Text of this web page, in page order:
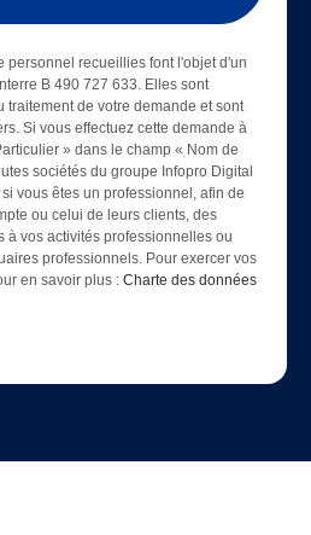
personnel recueillies font l'objet d'un
B 490 727 633. Elles sont
traitement de votre demande et sont
Si vous effectuez cette demande à
» dans le champ « Nom de
sociétés du groupe Infopro Digital
vous êtes un professionnel, afin de
ou celui de leurs clients, des
à vos activités professionnelles ou
professionnels. Pour exercer vos
en savoir plus : Charte des données